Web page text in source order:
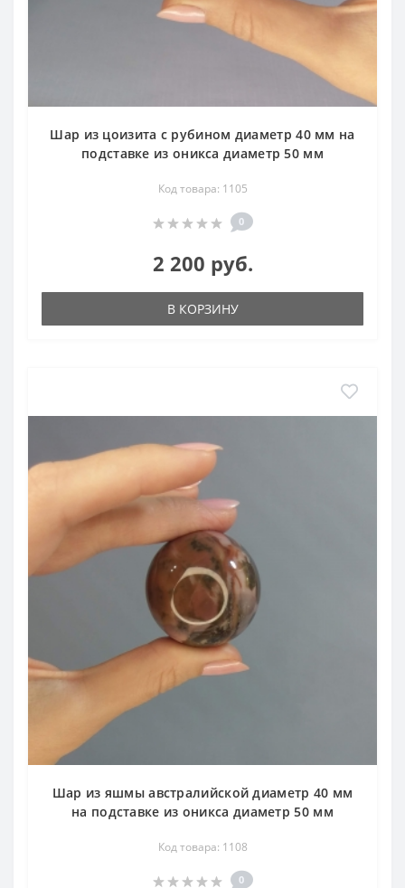
Шар из цоизита с рубином диаметр 40 мм на
подставке из оникса диаметр 50 мм
Код товара: 1105
0
2 200 руб.
В КОРЗИНУ
Шар из яшмы австралийской диаметр 40 мм
на подставке из оникса диаметр 50 мм
Код товара: 1108
0